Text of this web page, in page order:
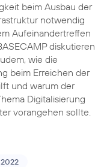
beim Ausbau der
notwendig
Aufeinandertreffen
diskutieren
wie die
beim Erreichen der
und warum der
Digitalisierung
vorangehen sollte.